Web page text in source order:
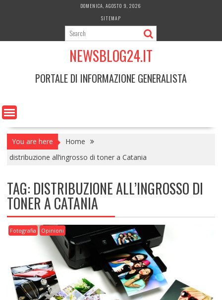
DOMENICA, AGOSTO 9, 2026
SITEMAP
NEWSBLOG24.IT
PORTALE DI INFORMAZIONE GENERALISTA
You are here
Home
distribuzione all’ingrosso di toner a Catania
TAG: DISTRIBUZIONE ALL’INGROSSO DI
TONER A CATANIA
Fotografia Opinioni